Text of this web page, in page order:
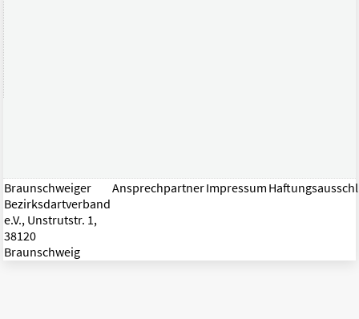
Braunschweiger
Bezirksdartverband
e.V., Unstrutstr. 1,
38120
Braunschweig
AnsprechpartnerImpressum